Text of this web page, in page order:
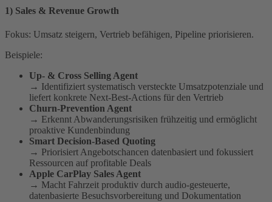
1) Sales & Revenue Growth
Fokus: Umsatz steigern, Vertrieb befähigen, Pipeline priorisieren.
Beispiele:
Up- & Cross Selling Agent
→ Identifiziert systematisch versteckte Umsatzpotenziale und
liefert konkrete Next-Best-Actions für den Vertrieb
Churn-Prevention Agent
→ Erkennt Abwanderungsrisiken frühzeitig und ermöglicht
proaktive Kundenbindung
Smart Decision-Based Quoting
→ Priorisiert Angebotschancen datenbasiert und fokussiert
Ressourcen auf profitable Deals
Apple CarPlay Sales Agent
→ Macht Fahrzeit produktiv durch audio-gesteuerte,
datenbasierte Besuchsvorbereitung und Dokumentation